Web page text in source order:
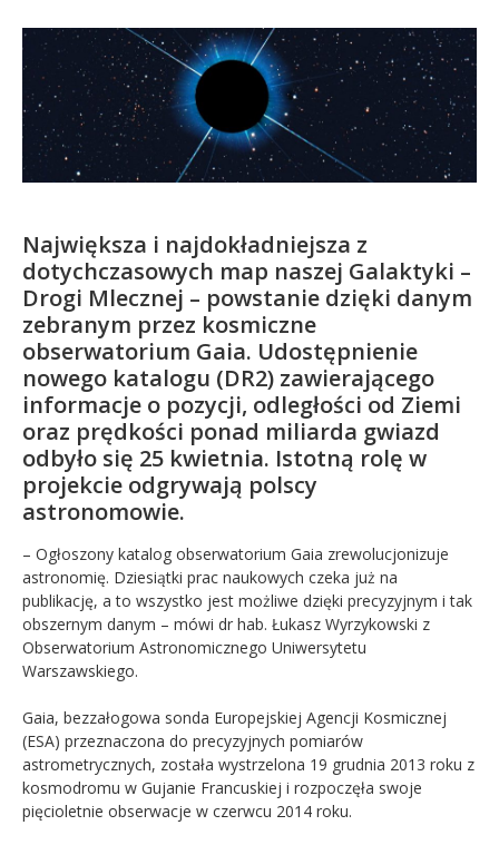
Kandydat
Absolwent
Największa i najdokładniejsza z
dotychczasowych map naszej Galaktyki –
Drogi Mlecznej – powstanie dzięki danym
zebranym przez kosmiczne
obserwatorium Gaia. Udostępnienie
nowego katalogu (DR2) zawierającego
informacje o pozycji, odległości od Ziemi
oraz prędkości ponad miliarda gwiazd
odbyło się 25 kwietnia. Istotną rolę w
projekcie odgrywają polscy
astronomowie.
– Ogłoszony katalog obserwatorium Gaia zrewolucjonizuje
astronomię. Dziesiątki prac naukowych czeka już na
publikację, a to wszystko jest możliwe dzięki precyzyjnym i tak
obszernym danym – mówi dr hab. Łukasz Wyrzykowski z
Obserwatorium Astronomicznego Uniwersytetu
Warszawskiego.
Gaia, bezzałogowa sonda Europejskiej Agencji Kosmicznej
(ESA) przeznaczona do precyzyjnych pomiarów
astrometrycznych, została wystrzelona 19 grudnia 2013 roku z
kosmodromu w Gujanie Francuskiej i rozpoczęła swoje
pięcioletnie obserwacje w czerwcu 2014 roku.